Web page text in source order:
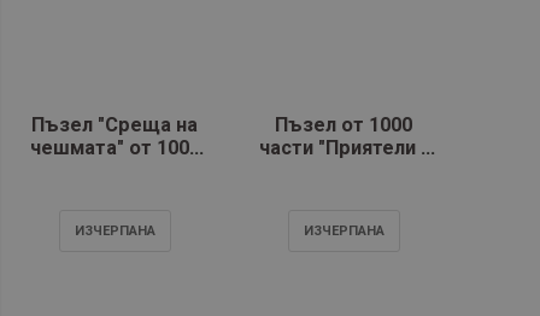
Пъзел "Среща на
чешмата" от 1000
ИЗЧЕРПАНA
Пъзел от 1000
части "Приятели -
ИЗЧЕРПАНA